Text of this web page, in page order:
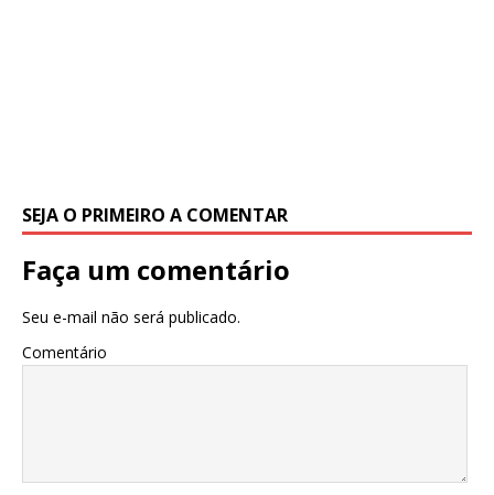
SEJA O PRIMEIRO A COMENTAR
Faça um comentário
Seu e-mail não será publicado.
Comentário